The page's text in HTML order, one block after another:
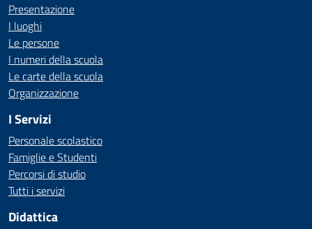
Presentazione
I luoghi
Le persone
I numeri della scuola
Le carte della scuola
Organizzazione
I Servizi
Personale scolastico
Famiglie e Studenti
Percorsi di studio
Tutti i servizi
Didattica